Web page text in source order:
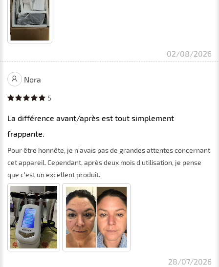
02/08/2026
Nora
5
La différence avant/après est tout simplement
frappante.
Pour être honnête, je n'avais pas de grandes attentes concernant
cet appareil. Cependant, après deux mois d'utilisation, je pense
que c'est un excellent produit.
28/07/2026